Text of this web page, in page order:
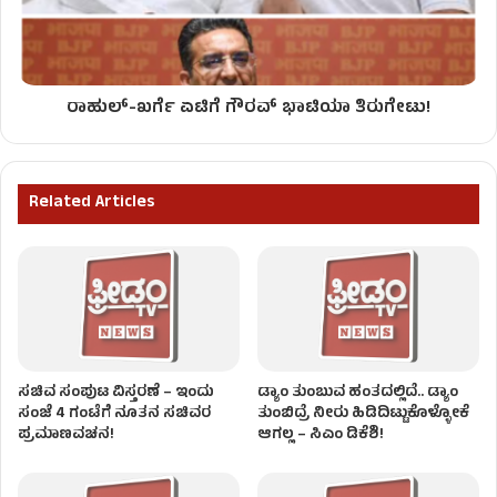
ರಾಹುಲ್-ಖರ್ಗೆ ಏಟಿಗೆ ಗೌರವ್ ಭಾಟಿಯಾ ತಿರುಗೇಟು!
Related Articles
ಸಚಿವ ಸಂಪುಟ ವಿಸ್ತರಣೆ – ಇಂದು
ಸಂಜೆ 4 ಗಂಟೆಗೆ ನೂತನ ಸಚಿವರ
ಪ್ರಮಾಣವಚನ!
ಡ್ಯಾಂ ತುಂಬುವ ಹಂತದಲ್ಲಿದೆ.. ಡ್ಯಾಂ
ತುಂಬಿದ್ರೆ ನೀರು ಹಿಡಿದಿಟ್ಟುಕೊಳ್ಳೋಕೆ
ಆಗಲ್ಲ – ಸಿಎಂ ಡಿಕೆಶಿ!